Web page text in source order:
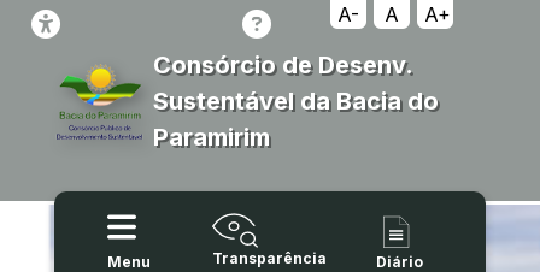
A- A A+
Consórcio de Desenv.
Sustentável da Bacia do
Paramirim
Menu Transparência
Diário